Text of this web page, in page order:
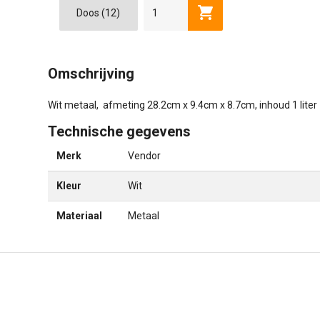
Toevoegen aan
Omschrijving
Wit metaal, afmeting 28.2cm x 9.4cm x 8.7cm, inhoud 1 liter
Technische gegevens
Merk Vendor
Kleur Wit
Materiaal Metaal